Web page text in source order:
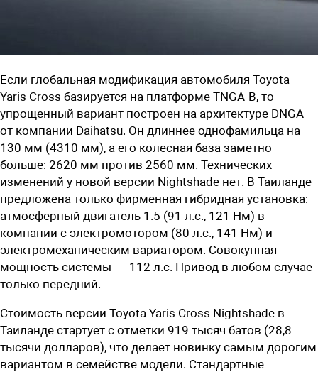
Если глобальная модификация автомобиля Toyota
Yaris Cross базируется на платформе TNGA-B, то
упрощенный вариант построен на архитектуре DNGA
от компании Daihatsu. Он длиннее однофамильца на
130 мм (4310 мм), а его колесная база заметно
больше: 2620 мм против 2560 мм. Технических
изменений у новой версии Nightshade нет. В Таиланде
предложена только фирменная гибридная установка:
атмосферный двигатель 1.5 (91 л.с., 121 Нм) в
компании с электромотором (80 л.с., 141 Нм) и
электромеханическим вариатором. Совокупная
мощность системы — 112 л.с. Привод в любом случае
только передний.
Стоимость версии Toyota Yaris Cross Nightshade в
Таиланде стартует с отметки 919 тысяч батов (28,8
тысячи долларов), что делает новинку самым дорогим
вариантом в семействе модели. Стандартные